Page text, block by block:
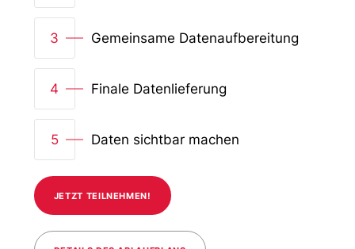
3 Gemeinsame Datenaufbereitung
4 Finale Datenlieferung
5 Daten sichtbar machen
JETZT TEILNEHMEN!